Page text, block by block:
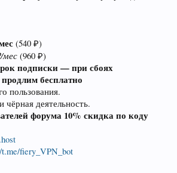
(540 ₽)
мес (960 ₽)
подписки — при сбоях
бесплатно
пользования.
чёрная деятельность.
форума 10% скидка по коду
t.me/fiery_VPN_bot